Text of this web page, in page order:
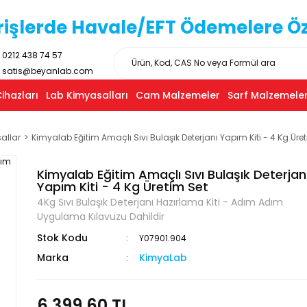
Havale/EFT Ödemelere
0212 438 74 57
satis@beyanlab.com
Lab Kimyasalları Cam Malzemeler Sarf
Kimyalab Eğitim Amaçlı Sıvı Bulaşık Deterjanı Yapım Kiti - 4 Kg
Kimyalab Eğitim Amaçlı Sıvı Bulaşık
Yapım Kiti - 4 Kg Üretim Set
4Kg Sıvı Bulaşık Deterjanı Hazırlama Kiti - Adım Adım
Uygulama Kılavuzu Dahildir
Stok Kodu
Y07901.904
Marka KimyaLab